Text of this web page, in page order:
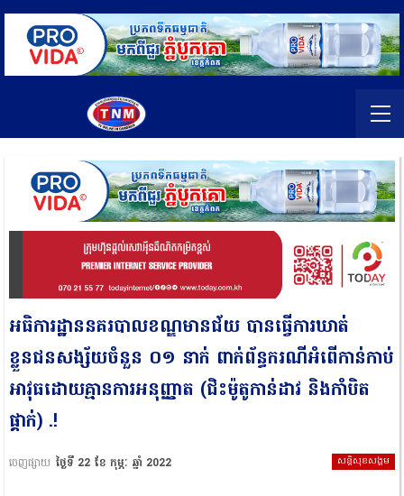
អធិការដ្ឋាននគរបាលខណ្ឌមានជ័យ បានធ្វើការឃាត់
ខ្លួនជនសង្ស័យចំនួន ០១ នាក់ ពាក់ព័ន្ធករណីអំពើកាន់កាប់
អាវុធដោយគ្មានការអនុញ្ញាត (ជិះម៉ូតូកាន់ដាវ និងកាំបិត
ផ្គាក់) .!
សន្តិសុខសង្គម
ចេញផ្សាយ ថ្ងៃទី 22 ខែ កុម្ភៈ ឆ្នាំ 2022